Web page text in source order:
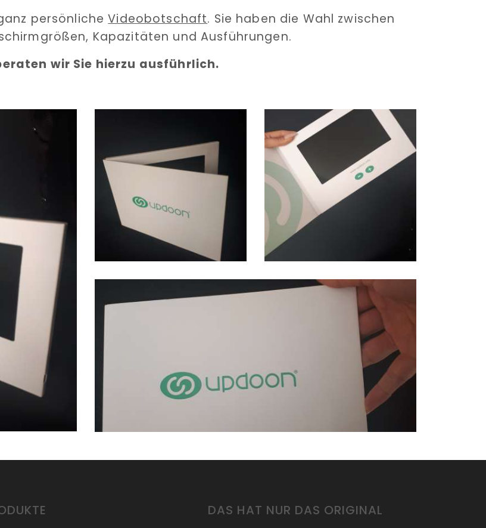
persönlicheVideobotschaft. Sie haben die Wahl zwischen
Kapazitäten und Ausführungen.
wir Sie hierzu ausführlich.
DAS HAT NUR DAS ORIGINAL